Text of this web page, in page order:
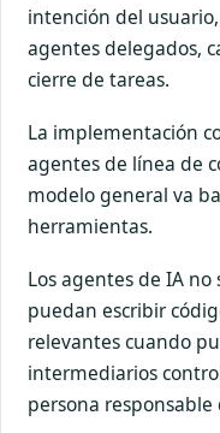
intención del
agentes delegados,
cierre de tareas.
La implementación
agentes de línea de
modelo general va
herramientas.
Los agentes de IA
puedan escribir
relevantes cuando
intermediarios
persona